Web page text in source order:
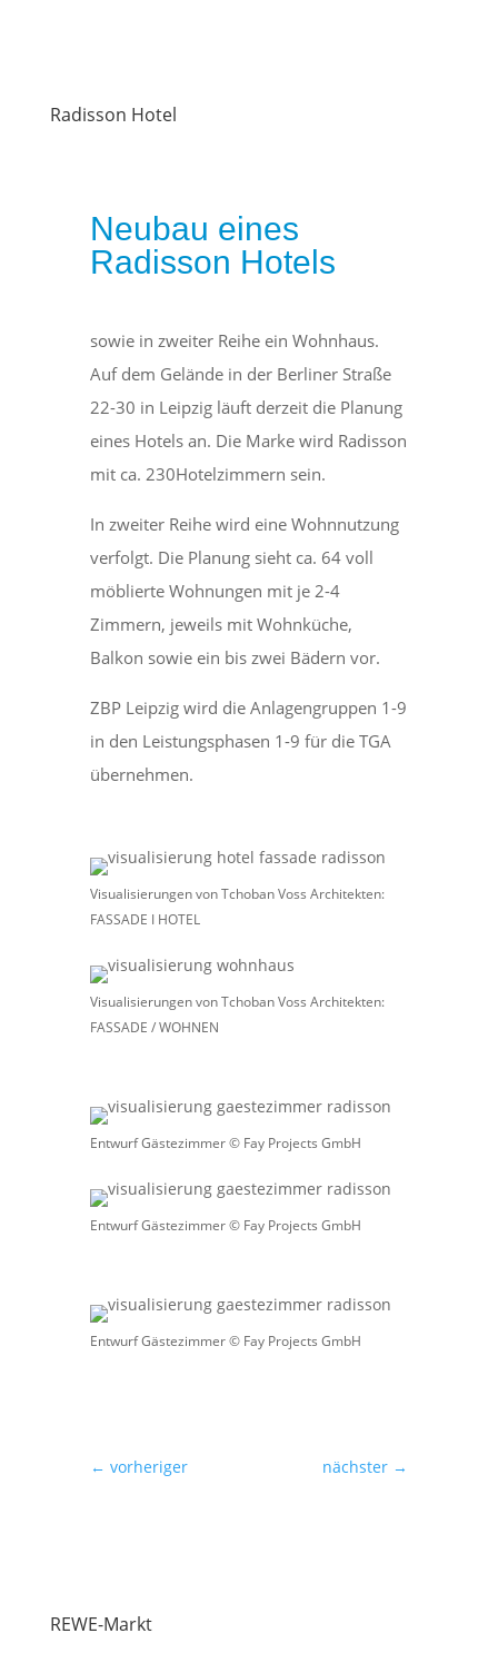
Radisson Hotel
Neubau eines
Radisson Hotels
sowie in zweiter Reihe ein Wohnhaus.
Auf dem Gelände in der Berliner Straße
22-30 in Leipzig läuft derzeit die Planung
eines Hotels an. Die Marke wird Radisson
mit ca. 230Hotelzimmern sein.
In zweiter Reihe wird eine Wohnnutzung
verfolgt. Die Planung sieht ca. 64 voll
möblierte Wohnungen mit je 2-4
Zimmern, jeweils mit Wohnküche,
Balkon sowie ein bis zwei Bädern vor.
ZBP Leipzig wird die Anlagengruppen 1-9
in den Leistungsphasen 1-9 für die TGA
übernehmen.
Visualisierungen von Tchoban Voss Architekten:
FASSADE I HOTEL
Visualisierungen von Tchoban Voss Architekten:
FASSADE / WOHNEN
Entwurf Gästezimmer © Fay Projects GmbH
Entwurf Gästezimmer © Fay Projects GmbH
Entwurf Gästezimmer © Fay Projects GmbH
← vorheriger nächster →
REWE-Markt